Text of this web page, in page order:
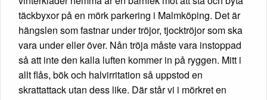
täckbyxor på en mörk parkering i Malmköping. Det är
hängslen som fastnar under tröjor, tjocktröjor som ska
vara under eller över. Nån tröja måste vara instoppad
så att inte den kalla luften kommer in på ryggen. Mitt i
allt flås, bök och halvirritation så uppstod en
skrattattack utan dess like. Där står vi i mörkret en